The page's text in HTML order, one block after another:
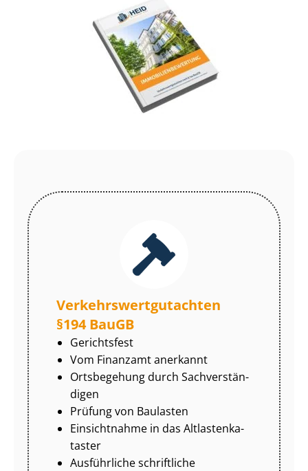
Ver­kehrs­wert­gut­ach­ten
§194 BauGB
Gerichtsfest
Vom Finanzamt anerkannt
Ortsbegehung durch Sach­ver­stän­
di­gen
Prüfung von Baulasten
Einsichtnahme in das Alt­las­ten­ka­
tas­ter
Ausführliche schriftliche